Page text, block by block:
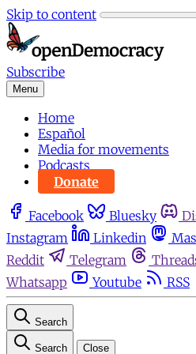
Skip to content
Subscribe
Menu
Home
Español
Media for movements
Podcasts
Donate
Facebook Bluesky
Instagram
Linkedin
Reddit
Telegram
Whatsapp
Youtube RSS
Search
Search Close